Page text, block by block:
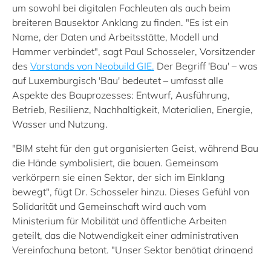
um sowohl bei digitalen Fachleuten als auch beim
breiteren Bausektor Anklang zu finden. "Es ist ein
Name, der Daten und Arbeitsstätte, Modell und
Hammer verbindet", sagt Paul Schosseler, Vorsitzender
des Vorstands von Neobuild GIE. Der Begriff 'Bau' – was
auf Luxemburgisch 'Bau' bedeutet – umfasst alle
Aspekte des Bauprozesses: Entwurf, Ausführung,
Betrieb, Resilienz, Nachhaltigkeit, Materialien, Energie,
Wasser und Nutzung.
"BIM steht für den gut organisierten Geist, während Bau
die Hände symbolisiert, die bauen. Gemeinsam
verkörpern sie einen Sektor, der sich im Einklang
bewegt", fügt Dr. Schosseler hinzu. Dieses Gefühl von
Solidarität und Gemeinschaft wird auch vom
Ministerium für Mobilität und öffentliche Arbeiten
geteilt, das die Notwendigkeit einer administrativen
Vereinfachung betont. "Unser Sektor benötigt dringend